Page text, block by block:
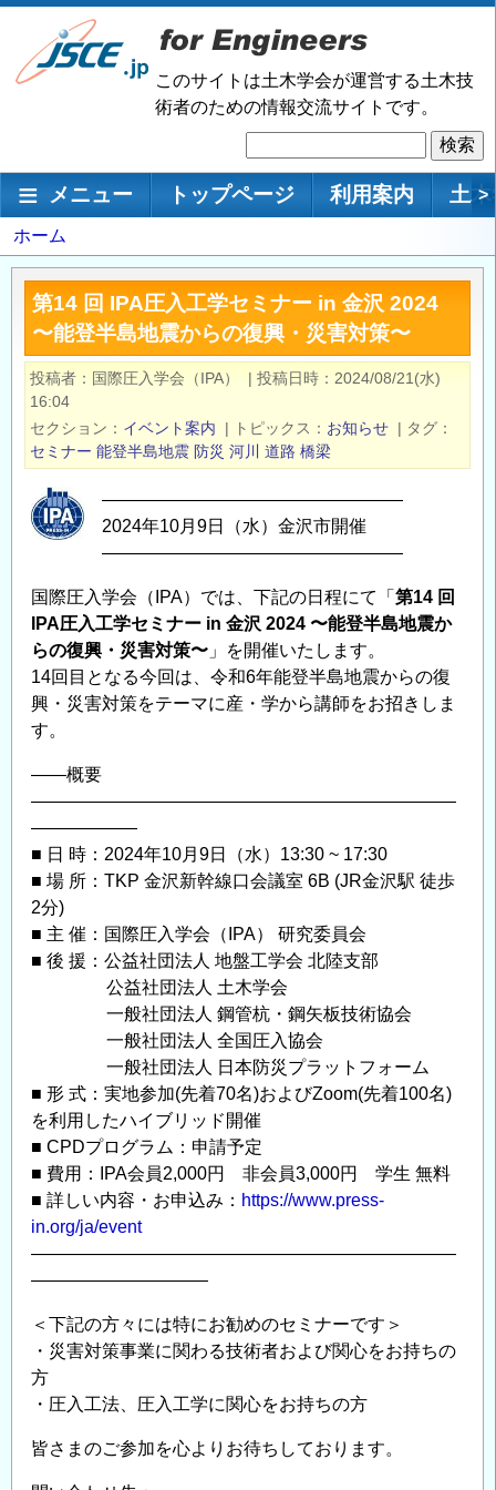
メ
ン
移
このサイトは土木学会が運営する土木技
術者のための情報交流サイトです。
索
メインナビゲーション
メニュー トップページ 利用案内 土 >
パ
ン
く
ず
ホーム
第14 回 IPA圧⼊⼯学セミナー in ⾦沢 2024
〜能登半島地震からの復興・災害対策〜
投稿者 国際圧入学会（IPA） | 投稿日時
2024/08/21(水)
16:04
セクション
イベント案内 | トピックス お知らせ | タグ
セミナー 能登半島地震 防災 河川 道路 橋梁
―――――――――――――――――
2024年10月9日（水）金沢市開催
―――――――――――――――――
国際圧入学会（IPA）では、下記の日程にて「 第14 回
IPA圧⼊⼯学セミナー in ⾦沢 2024 〜能登半島地震か
らの復興・災害対策〜 」を開催いたします。
14回目となる今回は、令和6年能登半島地震からの復
興・災害対策をテーマに産・学から講師をお招きしま
す。
——概要
————————————————————————
——————
■ 日 時：2024年10月9日（水）13:30 ~ 17:30
■ 場 所：TKP ⾦沢新幹線⼝会議室 6B (JR金沢駅 徒歩
2分)
■ 主 催：国際圧入学会（IPA） 研究委員会
■ 後 援：公益社団法⼈ 地盤⼯学会 北陸⽀部
公益社団法⼈ ⼟⽊学会
⼀般社団法⼈ 鋼管杭・鋼⽮板技術協会
⼀般社団法⼈ 全国圧⼊協会
⼀般社団法⼈ ⽇本防災プラットフォーム
■ 形 式：実地参加(先着70名)およびZoom(先着100名)
を利用したハイブリッド開催
■ CPDプログラム：申請予定
■ 費用：IPA会員2,000円 非会員3,000円 学生 無料
■ 詳しい内容・お申込み： https://www.press-
in.org/ja/event
————————————————————————
——————————
＜下記の方々には特にお勧めのセミナーです＞
・災害対策事業に関わる技術者および関心をお持ちの
方
・圧入工法、圧入工学に関心をお持ちの方
皆さまのご参加を心よりお待ちしております。